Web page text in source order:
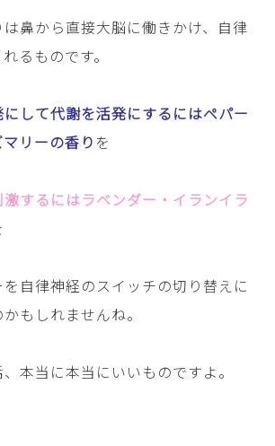
鼻から直接大脳に働きかけ、自律
るものです。
して代謝を活発にするにはペパー
リーの香り を
するにはラベンダー・イランイラ
自律神経のスイッチの切り替えに
もしれませんね。
本当に本当にいいものですよ。